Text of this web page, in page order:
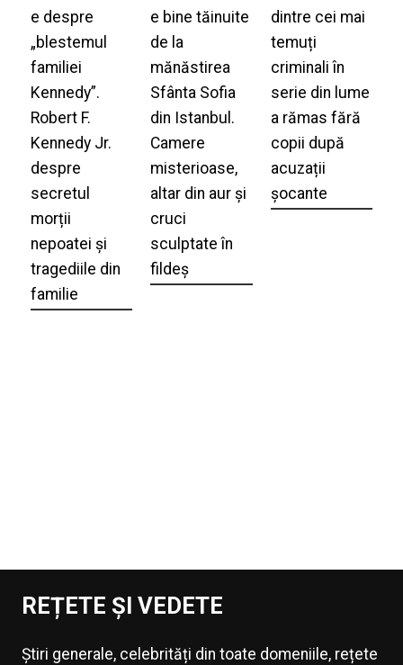
e despre
„blestemul
familiei
Kennedy”.
Robert F.
Kennedy Jr.
despre
secretul
morții
nepoatei și
tragediile din
familie
e bine tăinuite
de la
mănăstirea
Sfânta Sofia
din Istanbul.
Camere
misterioase,
altar din aur și
cruci
sculptate în
fildeș
dintre cei mai
temuți
criminali în
serie din lume
a rămas fără
copii după
acuzații
șocante
REȚETE ȘI VEDETE
Știri generale, celebrități din toate domeniile, rețete